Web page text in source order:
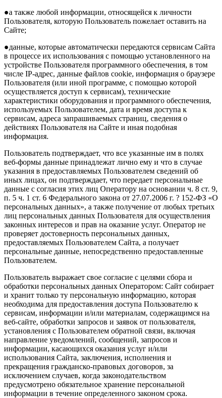
●а также любой информации, относящейся к личности
Пользователя, которую Пользователь пожелает оставить на
Сайте;
●данные, которые автоматически передаются сервисам Сайта
в процессе их использования с помощью установленного на
устройстве Пользователя программного обеспечения, в том
числе IP-адрес, данные файлов cookie, информация о браузере
Пользователя (или иной программе, с помощью которой
осуществляется доступ к сервисам), технические
характеристики оборудования и программного обеспечения,
используемых Пользователем, дата и время доступа к
сервисам, адреса запрашиваемых страниц, сведения о
действиях Пользователя на Сайте и иная подобная
информация.
Пользователь подтверждает, что все указанные им в полях
веб-формы данные принадлежат лично ему и что в случае
указания в предоставляемых Пользователем сведений об
иных лицах, он подтверждает, что передает персональные
данные с согласия этих лиц Оператору на основании ч. 8 ст. 9,
п. 5 ч. 1 ст. 6 Федерального закона от 27.07.2006 г. ? 152-ФЗ «О
персональных данных», а также получение от любых третьих
лиц персональных данных Пользователя для осуществления
законных интересов и прав на оказание услуг. Оператор не
проверяет достоверность персональных данных,
предоставляемых Пользователем Сайта, а получает
персональные данные, непосредственно предоставленные
Пользователем.
Пользователь выражает свое согласие с целями сбора и
обработки персональных данных Оператором: Сайт собирает
и хранит только ту персональную информацию, которая
необходима для предоставления доступа Пользователю к
сервисам, информации и/или материалам, содержащимся на
веб-сайте, обработки запросов и заявок от пользователя,
установления с Пользователем обратной связи, включая
направление уведомлений, сообщений, запросов и
информации, касающихся оказания услуг и/или
использования Сайта, заключения, исполнения и
прекращения гражданско-правовых договоров, за
исключением случаев, когда законодательством
предусмотрено обязательное хранение персональной
информации в течение определенного законом срока.